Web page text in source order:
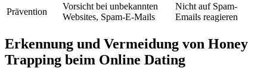
Prävention
Vorsicht bei unbekannten
Websites, Spam-E-Mails
Nicht auf Spam-
Emails reagieren
Erkennung und Vermeidung von Honey
Trapping beim Online Dating